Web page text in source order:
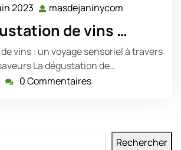
2023 13
juin
2023
masdejaninycom
de vins …
vins : un voyage sensoriel à travers
La dégustation de…
0 Commentaires
Rechercher